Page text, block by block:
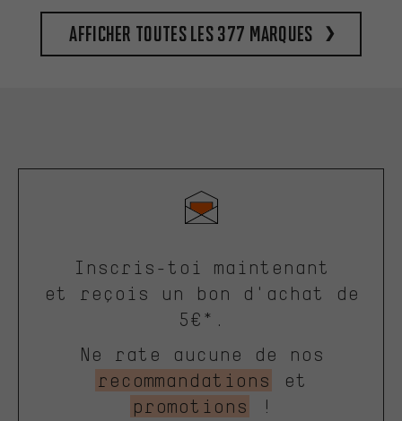
Afficher toutes les 377 marques
Inscris-toi maintenant
et reçois un bon d'achat de
5€*.
Ne rate aucune de nos
recommandations
et
promotions
!